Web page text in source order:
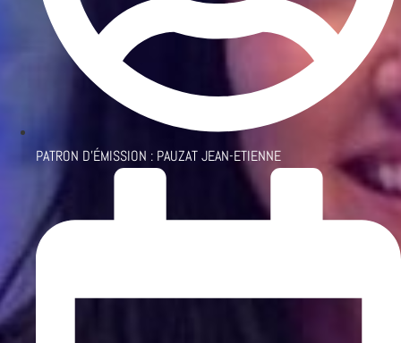
PATRON D'ÉMISSION : PAUZAT JEAN-ETIENNE